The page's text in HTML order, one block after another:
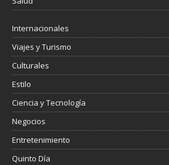
Internacionales
Viajes y Turismo
Culturales
Estilo
Ciencia y Tecnología
Negocios
Entretenimiento
Quinto Día